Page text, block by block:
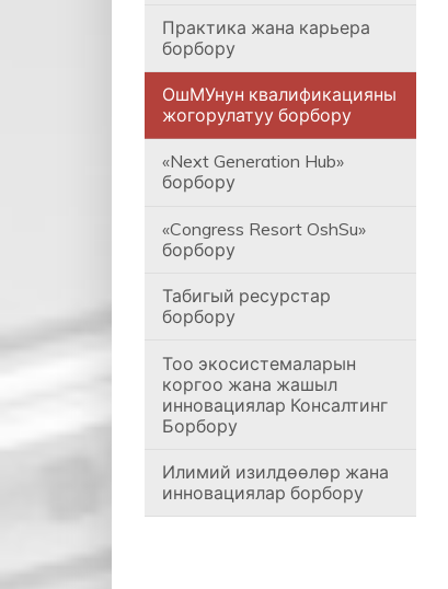
Практика жана карьера
борбору
ОшМУнун квалификацияны
жогорулатуу борбору
«Next Generation Hub»
борбору
«Congress Resort OshSu»
борбору
Табигый ресурстар
борбору
Тоо экосистемаларын
коргоо жана жашыл
инновациялар Консалтинг
Борбору
Илимий изилдөөлөр жана
инновациялар борбору